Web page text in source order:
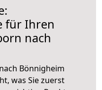
für Ihren
nach
Bönnigheim
was Sie zuerst